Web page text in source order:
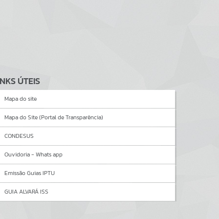
ÚTEIS
Mapa do site
Mapa do Site (Portal de Transparência)
CONDESUS
Ouvidoria - Whats app
Emissão Guias IPTU
GUIA ALVARÁ ISS